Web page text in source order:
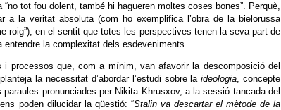
tot fou dolent, també hi hagueren moltes coses bones”. Perquè,
la veritat absoluta (com ho exemplifica l’obra de la bielorussa
roig”), en el sentit que totes les perspectives tenen la seva part de
la complexitat dels esdeveniments.
processos que, com a mínim, van afavorir la descomposició del
la necessitat d’abordar l’estudi sobre laideologia, concepte
pronunciades per Nikita Khrusxov, a la sessió tancada del
poden dilucidar la qüestió: “Stalin va descartar el mètode de la